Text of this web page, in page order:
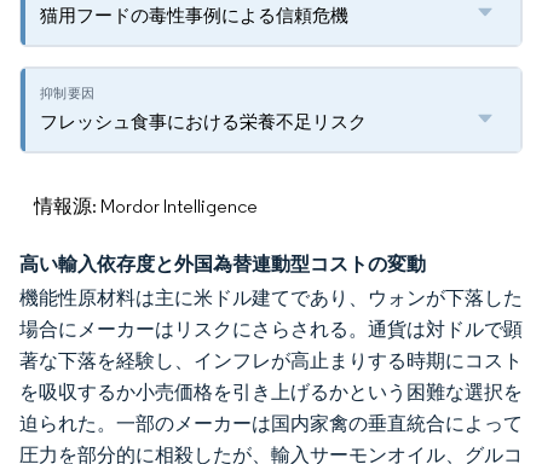
猫用フードの毒性事例による信頼危機
フレッシュ食事における栄養不足リスク
情報源: Mordor Intelligence
高い輸入依存度と外国為替連動型コストの変動
機能性原材料は主に米ドル建てであり、ウォンが下落した
場合にメーカーはリスクにさらされる。通貨は対ドルで顕
著な下落を経験し、インフレが高止まりする時期にコスト
を吸収するか小売価格を引き上げるかという困難な選択を
迫られた。一部のメーカーは国内家禽の垂直統合によって
圧力を部分的に相殺したが、輸入サーモンオイル、グルコ